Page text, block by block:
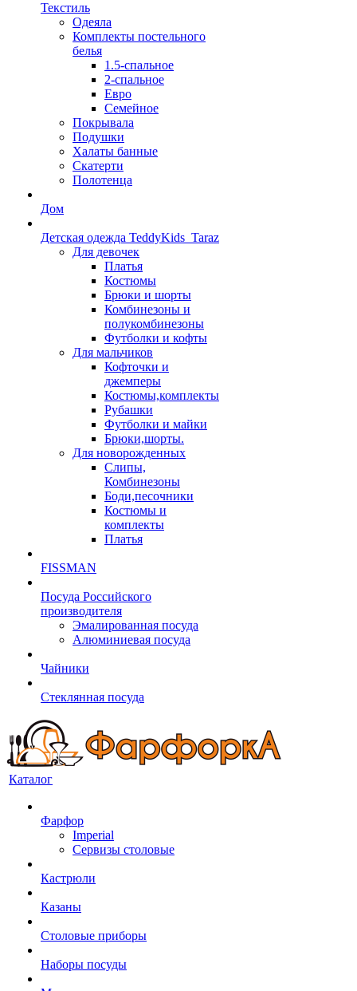
Текстиль
Одеяла
Комплекты постельного
белья
1.5-спальное
2-спальное
Евро
Семейное
Покрывала
Подушки
Халаты банные
Скатерти
Полотенца
Дом
Детская одежда TeddyKids_Taraz
Для девочек
Платья
Костюмы
Брюки и шорты
Комбинезоны и
полукомбинезоны
Футболки и кофты
Для мальчиков
Кофточки и
джемперы
Костюмы,комплекты
Рубашки
Футболки и майки
Брюки,шорты.
Для новорожденных
Слипы,
Комбинезоны
Боди,песочники
Костюмы и
комплекты
Платья
FISSMAN
Посуда Российского
производителя
Эмалированная посуда
Алюминиевая посуда
Чайники
Стеклянная посуда
Каталог
Фарфор
Imperial
Сервизы столовые
Кастрюли
Казаны
Столовые приборы
Наборы посуды